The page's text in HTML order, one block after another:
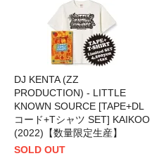
DJ KENTA (ZZ
PRODUCTION) - LITTLE
KNOWN SOURCE [TAPE+DL
コード+Tシャツ SET] KAIKOO
(2022)【数量限定生産】
SOLD OUT